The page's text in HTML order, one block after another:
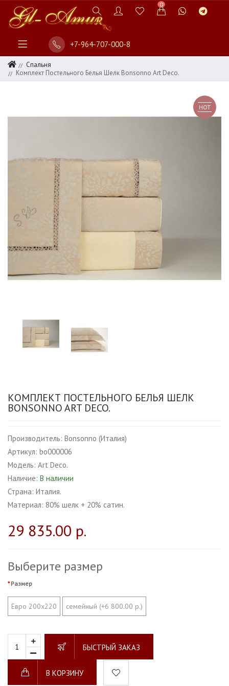
0
+7-964-707-000-8
Спальня
Комплект Постельного Белья Шелк Bonsonno Art Deco.
HOT
КОМПЛЕКТ ПОСТЕЛЬНОГО БЕЛЬЯ ШЕЛК
BONSONNO ART DECO.
Производитель: Bonsonno (Италия)
Артикул: bo000006
Модель: Art Deco.
Наличие: В наличии
Страна: Италия.
Материал: 80% шелк + 20% сатин.
29 835.00 р.
Выберите размер
Размер
Евро 200х220 семейный (+6 800.00 р.)
БЫСТРЫЙ ЗАКАЗ
В КОРЗИНУ